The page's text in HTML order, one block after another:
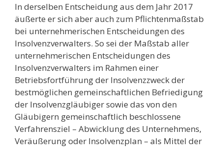
In derselben Entscheidung aus dem Jahr 2017
äußerte er sich aber auch zum Pflichtenmaßstab
bei unternehmerischen Entscheidungen des
Insolvenzverwalters. So sei der Maßstab aller
unternehmerischen Entscheidungen des
Insolvenzverwalters im Rahmen einer
Betriebsfortführung der Insolvenzzweck der
bestmöglichen gemeinschaftlichen Befriedigung
der Insolvenzgläubiger sowie das von den
Gläubigern gemeinschaftlich beschlossene
Verfahrensziel – Abwicklung des Unternehmens,
Veräußerung oder Insolvenzplan – als Mittel der